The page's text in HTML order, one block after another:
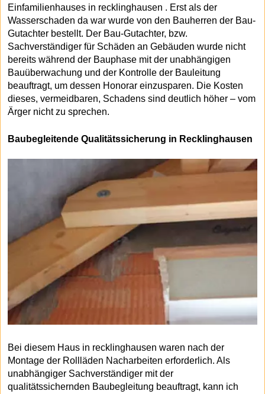
Einfamilienhauses in recklinghausen . Erst als der
Wasserschaden da war wurde von den Bauherren der Bau-
Gutachter bestellt. Der Bau-Gutachter, bzw.
Sachverständiger für Schäden an Gebäuden wurde nicht
bereits während der Bauphase mit der unabhängigen
Bauüberwachung und der Kontrolle der Bauleitung
beauftragt, um dessen Honorar einzusparen. Die Kosten
dieses, vermeidbaren, Schadens sind deutlich höher – vom
Ärger nicht zu sprechen.
Baubegleitende Qualitätssicherung in Recklinghausen
Bei diesem Haus in recklinghausen waren nach der
Montage der Rollläden Nacharbeiten erforderlich. Als
unabhängiger Sachverständiger mit der
qualitätssichernden Baubegleitung beauftragt, kann ich